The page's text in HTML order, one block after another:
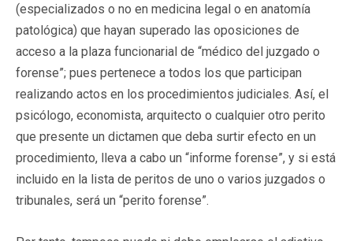
(especializados o no en medicina legal o en anatomía
patológica) que hayan superado las oposiciones de
acceso a la plaza funcionarial de “médico del juzgado o
forense”; pues pertenece a todos los que participan
realizando actos en los procedimientos judiciales. Así, el
psicólogo, economista, arquitecto o cualquier otro perito
que presente un dictamen que deba surtir efecto en un
procedimiento, lleva a cabo un “informe forense”, y si está
incluido en la lista de peritos de uno o varios juzgados o
tribunales, será un “perito forense”.